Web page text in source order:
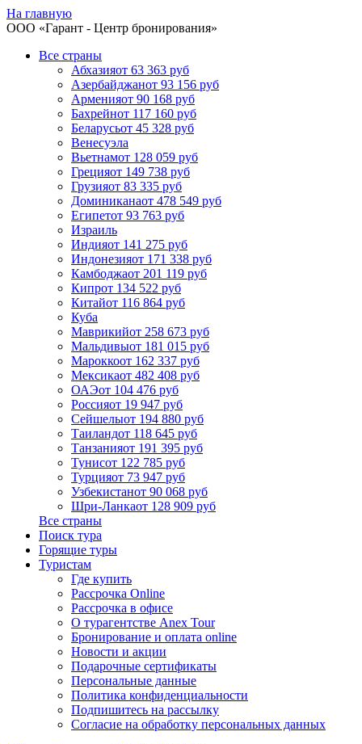
На главную
ООО «Гарант - Центр бронирования»
Все страны
Абхазияот 63 363 руб
Азербайджанот 93 156 руб
Арменияот 90 168 руб
Бахрейнот 117 160 руб
Беларусьот 45 328 руб
Венесуэла
Вьетнамот 128 059 руб
Грецияот 149 738 руб
Грузияот 83 335 руб
Доминиканаот 478 549 руб
Египетот 93 763 руб
Израиль
Индияот 141 275 руб
Индонезияот 171 338 руб
Камбоджаот 201 119 руб
Кипрот 134 522 руб
Китайот 116 864 руб
Куба
Маврикийот 258 673 руб
Мальдивыот 181 015 руб
Мароккоот 162 337 руб
Мексикаот 482 408 руб
ОАЭот 104 476 руб
Россияот 19 947 руб
Сейшелыот 194 880 руб
Таиландот 118 645 руб
Танзанияот 191 395 руб
Тунисот 122 785 руб
Турцияот 73 947 руб
Узбекистанот 90 068 руб
Шри-Ланкаот 128 909 руб
Все страны
Поиск тура
Горящие туры
Туристам
Где купить
Рассрочка Online
Рассрочка в офисе
О турагентстве Anex Tour
Бронирование и оплата online
Новости и акции
Подарочные сертификаты
Персональные данные
Политика конфиденциальности
Подпишитесь на рассылку
Согласие на обработку персональных данных